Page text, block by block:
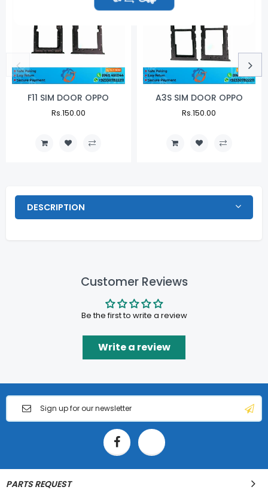
F11 SIM DOOR OPPO
Regular
Rs.150.00
A3S SIM DOOR OPPO
Regular
Rs.150.00
DESCRIPTION
Customer Reviews
Be the first to write a review
Write a review
PARTS REQUEST